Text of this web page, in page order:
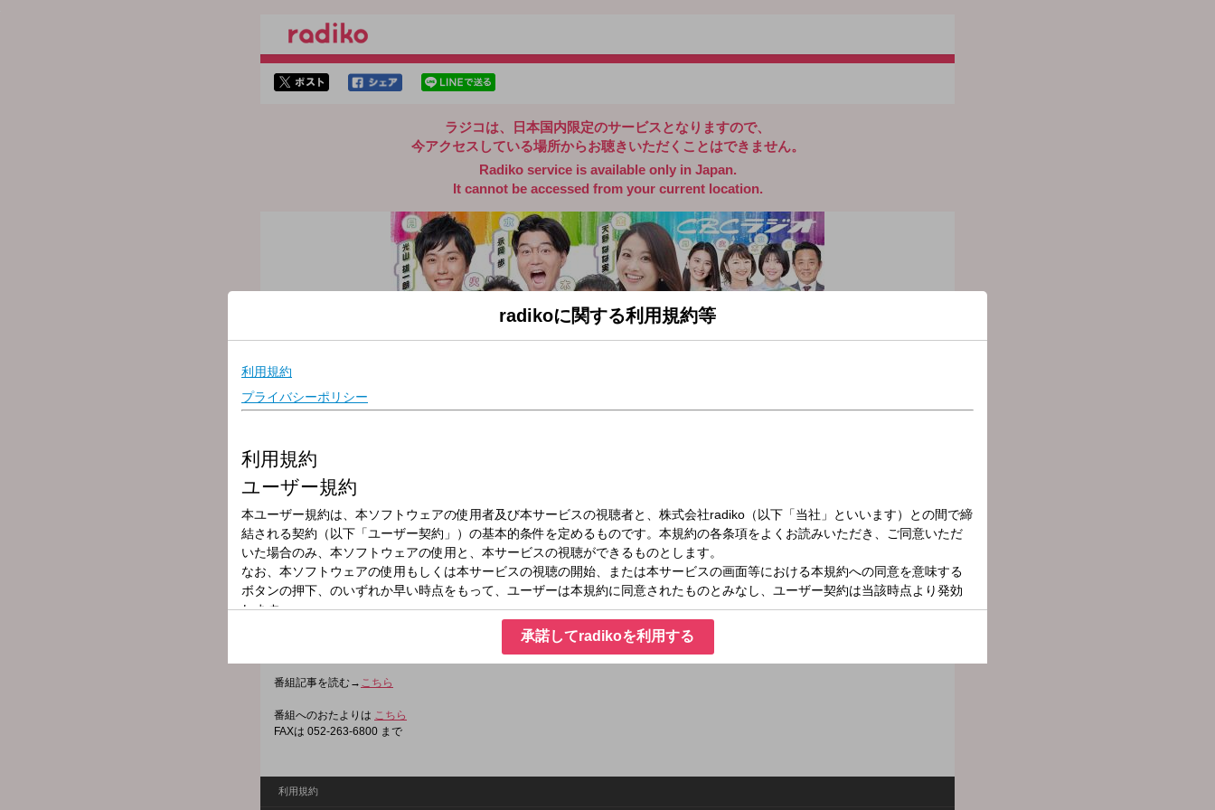
ラジコは、日本国内限定のサービスとなりますので、
今アクセスしている場所からお聴きいただくことはできません。
Radiko service is available only in Japan.
It cannot be accessed from your current location.
放送局
放送時間
2026年4月23日（木）06:30～09:00
番組名
CBCラジオ ＃プラス！
時事からエンタメまで、あなたの朝にプラスになる情報をお届けする生活情報番組。
個性豊かなCBCアナウンサーとパーソナリティ、そして「プラスドリちゃん」でお届けします。
番組記事を読む→ こちら
番組へのおたよりは こちら
FAXは 052-263-6800 まで
利用規約
radikoに関する利用規約等
承諾してradikoを利用する